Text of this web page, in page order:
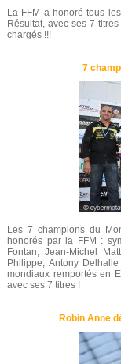
La FFM a honoré tous
Résultat, avec ses 7
chargés !!!
7
Les 7 champions du
honorés par la FFM :
Fontan, Jean-Michel
Philippe, Antony
mondiaux remportés en
avec ses 7 titres !
Robin Anne